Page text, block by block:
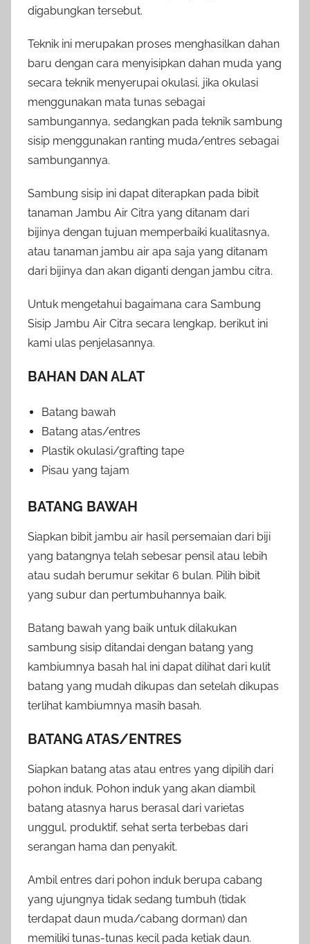
digabungkan tersebut.
Teknik ini merupakan proses menghasilkan dahan
baru dengan cara menyisipkan dahan muda yang
secara teknik menyerupai okulasi, jika okulasi
menggunakan mata tunas sebagai
sambungannya, sedangkan pada teknik sambung
sisip menggunakan ranting muda/entres sebagai
sambungannya.
Sambung sisip ini dapat diterapkan pada bibit
tanaman Jambu Air Citra yang ditanam dari
bijinya dengan tujuan memperbaiki kualitasnya,
atau tanaman jambu air apa saja yang ditanam
dari bijinya dan akan diganti dengan jambu citra.
Untuk mengetahui bagaimana cara Sambung
Sisip Jambu Air Citra secara lengkap, berikut ini
kami ulas penjelasannya.
BAHAN DAN ALAT
Batang bawah
Batang atas/entres
Plastik okulasi/grafting tape
Pisau yang tajam
BATANG BAWAH
Siapkan bibit jambu air hasil persemaian dari biji
yang batangnya telah sebesar pensil atau lebih
atau sudah berumur sekitar 6 bulan. Pilih bibit
yang subur dan pertumbuhannya baik.
Batang bawah yang baik untuk dilakukan
sambung sisip ditandai dengan batang yang
kambiumnya basah hal ini dapat dilihat dari kulit
batang yang mudah dikupas dan setelah dikupas
terlihat kambiumnya masih basah.
BATANG ATAS/ENTRES
Siapkan batang atas atau entres yang dipilih dari
pohon induk. Pohon induk yang akan diambil
batang atasnya harus berasal dari varietas
unggul, produktif, sehat serta terbebas dari
serangan hama dan penyakit.
Ambil entres dari pohon induk berupa cabang
yang ujungnya tidak sedang tumbuh (tidak
terdapat daun muda/cabang dorman) dan
memiliki tunas-tunas kecil pada ketiak daun.